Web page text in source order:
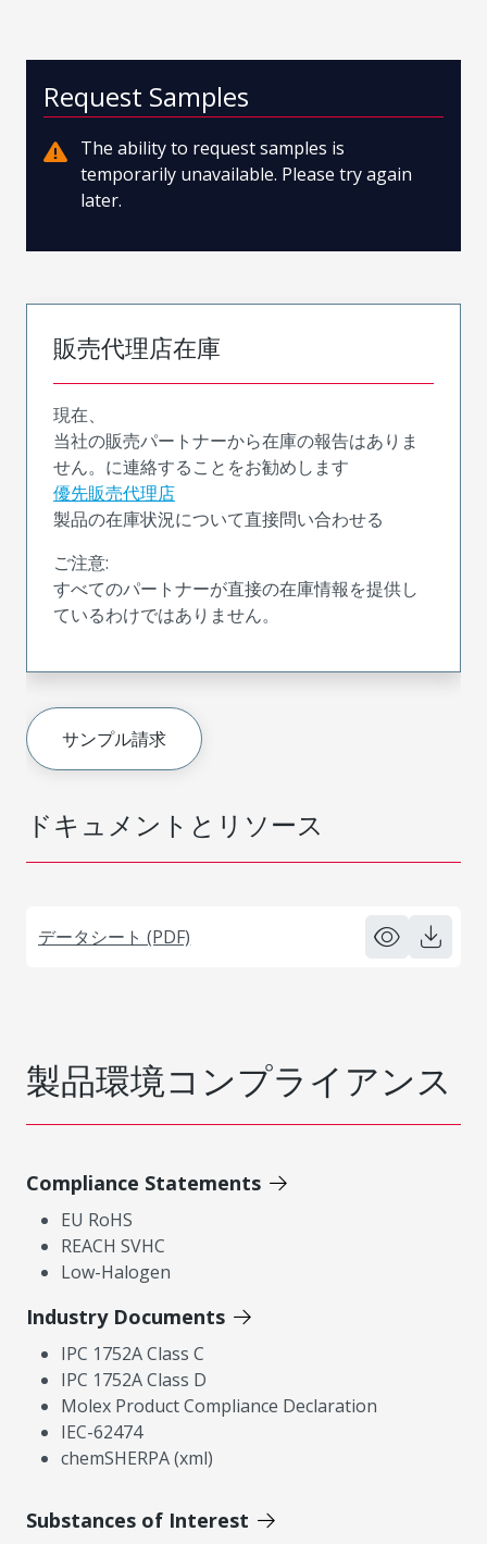
ドキュメントとリソース
データシート (PDF)
Request Samples
The ability to request samples is
temporarily unavailable. Please try again
later.
販売代理店在庫
現在、
当社の販売パートナーから在庫の報告はありま
せん。に連絡することをお勧めします
優先販売代理店
製品の在庫状況について直接問い合わせる
ご注意:
すべてのパートナーが直接の在庫情報を提供し
ているわけではありません。
サンプル請求
製品環境コンプライアンス
Compliance Statements
EU RoHS
REACH SVHC
Low-Halogen
Industry Documents
IPC 1752A Class C
IPC 1752A Class D
Molex Product Compliance Declaration
IEC-62474
chemSHERPA (xml)
Substances of Interest